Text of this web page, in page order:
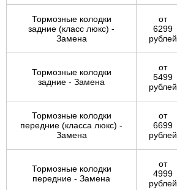
Тормозные колодки
задние (класс люкс) -
Замена
от
6299
рублей
Тормозные колодки
задние - Замена
от
5499
рублей
Тормозные колодки
передние (класса люкс) -
Замена
от
6699
рублей
Тормозные колодки
передние - Замена
от
4999
рублей